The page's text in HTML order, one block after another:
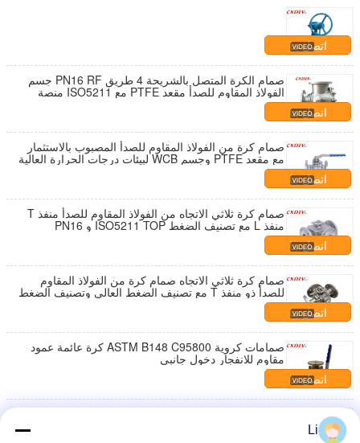
اتصل بنا
صمام الكرة المتصل بالشريحة 4 طريق PN16 RF جسم
الفولاذ المقاوم للصدأ مقعد PTFE مع ISO5211 منصة
تركيب
اتصل بنا
صمام كرة من الفولاذ المقاوم للصدأ المصبوب بالاستثمار
مع مقعد PTFE وجسم WCB لبيئات درجات الحرارة العالية
اتصل بنا
صمام كرة ثلاثي الاتجاه من الفولاذ المقاوم للصدأ منفذ T
منفذ L مع تصنيف الضغط ISO5211 TOP و PN16
اتصل بنا
صمام كرة ثلاثي الاتجاه صمام كرة من الفولاذ المقاوم
للصدأ ذو منفذ T مع تصنيف الضغط العالي وتصنيف الضغط
ISO5211 TOP و PN16
اتصل بنا
صمامات كروية ASTM B148 C95800 كرة عائمة عمود
مقاوم للانفجار دخول جانبي
اتصل بنا
Li